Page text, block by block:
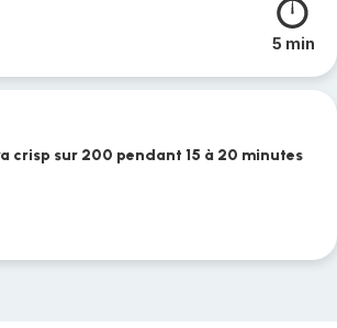
5 min
crisp sur 200 pendant 15 à 20 minutes